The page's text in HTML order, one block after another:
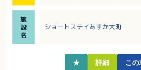
施
設
名
ショートステイあすか大町
★ 詳細 この